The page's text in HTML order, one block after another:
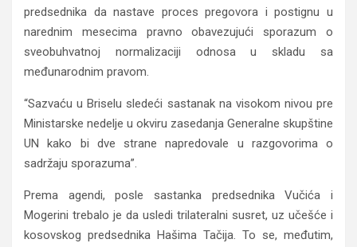
predsednika da nastave proces pregovora i postignu u
narednim mesecima pravno obavezujući sporazum o
sveobuhvatnoj normalizaciji odnosa u skladu sa
međunarodnim pravom.
“Sazvaću u Briselu sledeći sastanak na visokom nivou pre
Ministarske nedelje u okviru zasedanja Generalne skupštine
UN kako bi dve strane napredovale u razgovorima o
sadržaju sporazuma”.
Prema agendi, posle sastanka predsednika Vučića i
Mogerini trebalo je da usledi trilateralni susret, uz učešće i
kosovskog predsednika Hašima Tačija. To se, međutim,